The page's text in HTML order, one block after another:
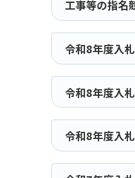
工事等の指名
令和8年度入札
令和8年度入札
令和8年度入札